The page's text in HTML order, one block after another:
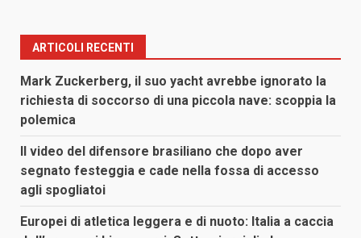
ARTICOLI RECENTI
Mark Zuckerberg, il suo yacht avrebbe ignorato la
richiesta di soccorso di una piccola nave: scoppia la
polemica
Il video del difensore brasiliano che dopo aver
segnato festeggia e cade nella fossa di accesso
agli spogliatoi
Europei di atletica leggera e di nuoto: Italia a caccia